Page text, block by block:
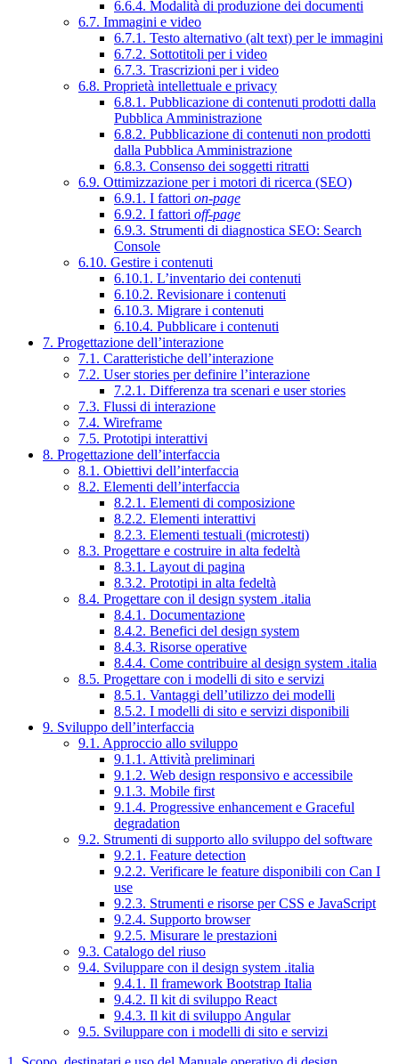
6.6.4. Modalità di produzione dei documenti
6.7. Immagini e video
6.7.1. Testo alternativo (alt text) per le immagini
6.7.2. Sottotitoli per i video
6.7.3. Trascrizioni per i video
6.8. Proprietà intellettuale e privacy
6.8.1. Pubblicazione di contenuti prodotti dalla
Pubblica Amministrazione
6.8.2. Pubblicazione di contenuti non prodotti
dalla Pubblica Amministrazione
6.8.3. Consenso dei soggetti ritratti
6.9. Ottimizzazione per i motori di ricerca (SEO)
6.9.1. I fattori on-page
6.9.2. I fattori off-page
6.9.3. Strumenti di diagnostica SEO: Search
Console
6.10. Gestire i contenuti
6.10.1. L’inventario dei contenuti
6.10.2. Revisionare i contenuti
6.10.3. Migrare i contenuti
6.10.4. Pubblicare i contenuti
7. Progettazione dell’interazione
7.1. Caratteristiche dell’interazione
7.2. User stories per definire l’interazione
7.2.1. Differenza tra scenari e user stories
7.3. Flussi di interazione
7.4. Wireframe
7.5. Prototipi interattivi
8. Progettazione dell’interfaccia
8.1. Obiettivi dell’interfaccia
8.2. Elementi dell’interfaccia
8.2.1. Elementi di composizione
8.2.2. Elementi interattivi
8.2.3. Elementi testuali (microtesti)
8.3. Progettare e costruire in alta fedeltà
8.3.1. Layout di pagina
8.3.2. Prototipi in alta fedeltà
8.4. Progettare con il design system .italia
8.4.1. Documentazione
8.4.2. Benefici del design system
8.4.3. Risorse operative
8.4.4. Come contribuire al design system .italia
8.5. Progettare con i modelli di sito e servizi
8.5.1. Vantaggi dell’utilizzo dei modelli
8.5.2. I modelli di sito e servizi disponibili
9. Sviluppo dell’interfaccia
9.1. Approccio allo sviluppo
9.1.1. Attività preliminari
9.1.2. Web design responsivo e accessibile
9.1.3. Mobile first
9.1.4. Progressive enhancement e Graceful
degradation
9.2. Strumenti di supporto allo sviluppo del software
9.2.1. Feature detection
9.2.2. Verificare le feature disponibili con Can I
use
9.2.3. Strumenti e risorse per CSS e JavaScript
9.2.4. Supporto browser
9.2.5. Misurare le prestazioni
9.3. Catalogo del riuso
9.4. Sviluppare con il design system .italia
9.4.1. Il framework Bootstrap Italia
9.4.2. Il kit di sviluppo React
9.4.3. Il kit di sviluppo Angular
9.5. Sviluppare con i modelli di sito e servizi